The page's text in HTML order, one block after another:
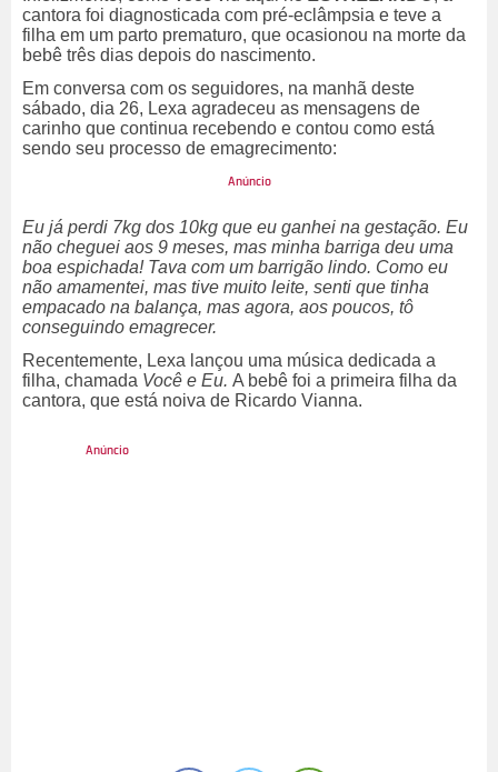
cantora foi diagnosticada com pré-eclâmpsia e teve a
filha em um parto prematuro, que ocasionou na morte da
bebê três dias depois do nascimento.
Em conversa com os seguidores, na manhã deste
sábado, dia 26, Lexa agradeceu as mensagens de
carinho que continua recebendo e contou como está
sendo seu processo de emagrecimento:
Eu já perdi 7kg dos 10kg que eu ganhei na gestação. Eu
não cheguei aos 9 meses, mas minha barriga deu uma
boa espichada! Tava com um barrigão lindo. Como eu
não amamentei, mas tive muito leite, senti que tinha
empacado na balança, mas agora, aos poucos, tô
conseguindo emagrecer.
Recentemente, Lexa lançou uma música dedicada a
filha, chamada Você e Eu. A bebê foi a primeira filha da
cantora, que está noiva de Ricardo Vianna.